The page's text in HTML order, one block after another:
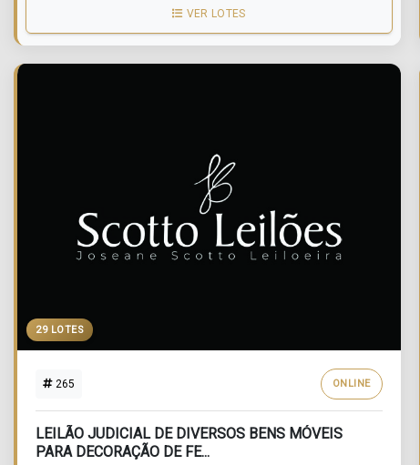
VER LOTES
29 LOTES
265 ONLINE
LEILÃO JUDICIAL DE DIVERSOS BENS MÓVEIS
PARA DECORAÇÃO DE FE...